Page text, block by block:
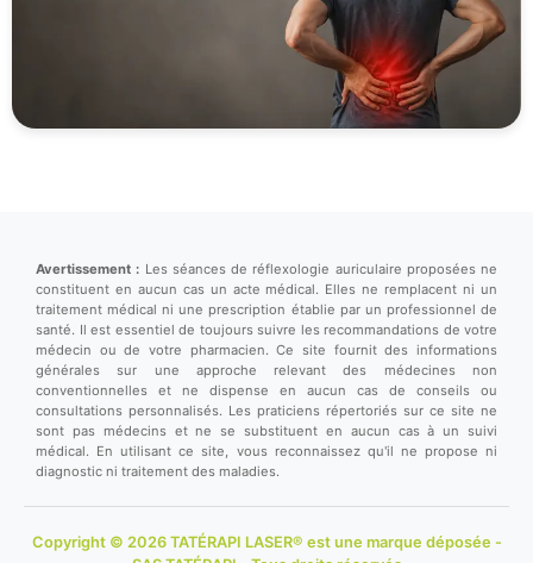
Avertissement : Les séances de réflexologie auriculaire proposées ne
constituent en aucun cas un acte médical. Elles ne remplacent ni un
traitement médical ni une prescription établie par un professionnel de
santé. Il est essentiel de toujours suivre les recommandations de votre
médecin ou de votre pharmacien. Ce site fournit des informations
générales sur une approche relevant des médecines non
conventionnelles et ne dispense en aucun cas de conseils ou
consultations personnalisés. Les praticiens répertoriés sur ce site ne
sont pas médecins et ne se substituent en aucun cas à un suivi
médical. En utilisant ce site, vous reconnaissez qu'il ne propose ni
diagnostic ni traitement des maladies.
Copyright © 2026 TATÉRAPI LASER® est une marque déposée -